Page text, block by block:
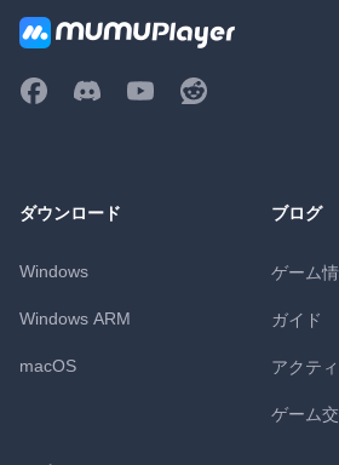
ダウンロード
Windows
Windows ARM
macOS
ブログ
ゲーム
ガイド
アクテ
ゲーム